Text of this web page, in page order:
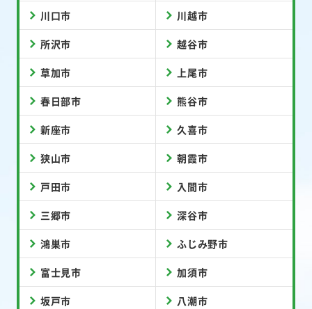
川口市 川越市
所沢市 越谷市
草加市 上尾市
春日部市 熊谷市
新座市 久喜市
狭山市 朝霞市
戸田市 入間市
三郷市 深谷市
鴻巣市 ふじみ野市
富士見市 加須市
坂戸市 八潮市